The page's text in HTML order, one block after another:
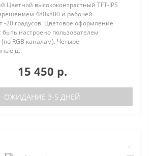
Цветной высококонтрастный TFT-IPS
480х800 и рабочей
-20 градусов. Цветовое оформление
настроено пользователем
RGB каналам). Четыре
ц..
15 450 р.
ОЖИДАНИЕ 3-5 ДНЕЙ